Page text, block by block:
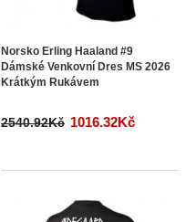
Norsko Erling Haaland #9
Dámské Venkovní Dres MS 2026
Krátkým Rukávem
2540.92Kč 1016.32Kč